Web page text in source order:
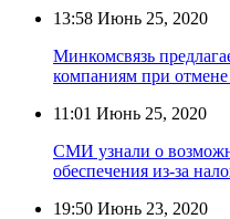
13:58 Июнь 25, 2020
Минкомсвязь
компаниям при
11:01 Июнь 25, 2020
СМИ узнали о
обеспечения из-за
19:50 Июнь 23, 2020